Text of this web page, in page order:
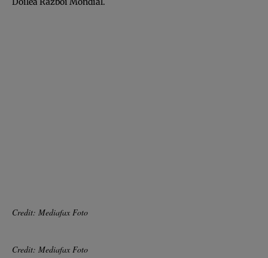
Credit: Mediafax Foto
Credit: Mediafax Foto